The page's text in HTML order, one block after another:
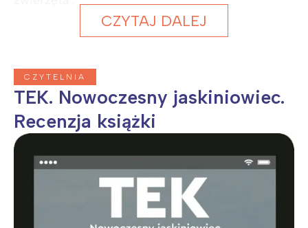
CZYTAJ DALEJ
CZYTELNIA
TEK. Nowoczesny jaskiniowiec.
Recenzja książki